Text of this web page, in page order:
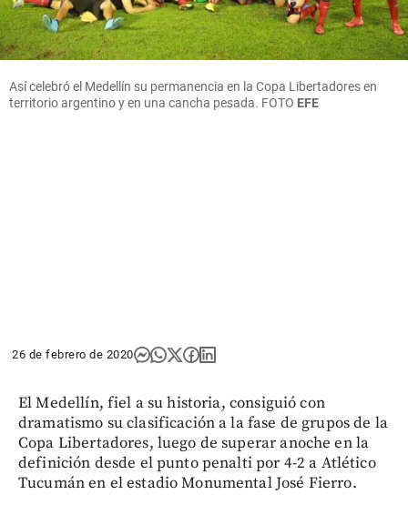
Así celebró el Medellín su permanencia en la Copa Libertadores en
territorio argentino y en una cancha pesada. FOTO EFE
26 de febrero de 2020
El Medellín, fiel a su historia, consiguió con
dramatismo su clasificación a la fase de grupos de la
Copa Libertadores, luego de superar anoche en la
definición desde el punto penalti por 4-2 a Atlético
Tucumán en el estadio Monumental José Fierro.